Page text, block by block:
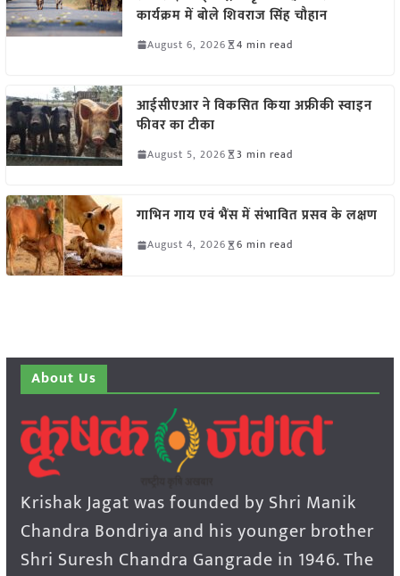
कार्यक्रम में बोले शिवराज सिंह चौहान
August 6, 2026 4 min read
आईसीएआर ने विकसित किया अफ्रीकी स्वाइन
फीवर का टीका
August 5, 2026 3 min read
गाभिन गाय एवं भैंस में संभावित प्रसव के लक्षण
August 4, 2026 6 min read
About Us
Krishak Jagat was founded by Shri Manik
Chandra Bondriya and his younger brother
Shri Suresh Chandra Gangrade in 1946. The